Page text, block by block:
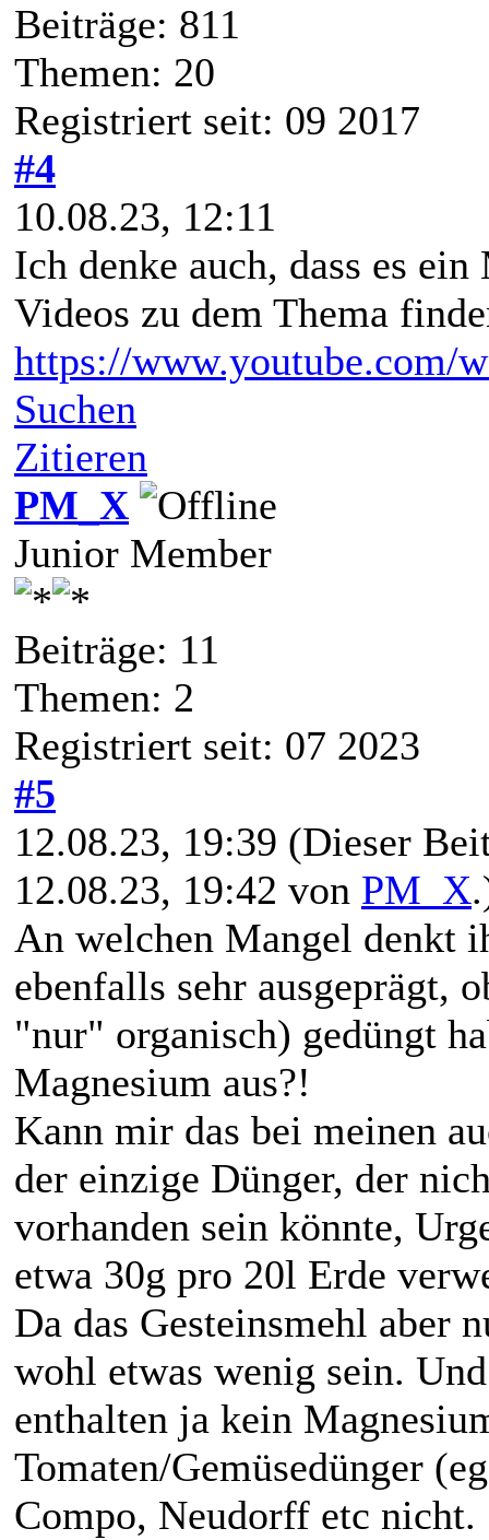
Beiträge: 811
Themen: 20
Registriert seit: 09 2017
#4
10.08.23, 12:11
Ich denke auch, dass es
Videos zu dem Thema
https://www.youtube.com/
Suchen
Zitieren
PM_X
Junior Member
Beiträge: 11
Themen: 2
Registriert seit: 07 2023
#5
12.08.23, 19:39 (Dieser
12.08.23, 19:42 von PM_X
An welchen Mangel denkt
ebenfalls sehr ausgeprägt,
"nur" organisch) gedüngt
Magnesium aus?!
Kann mir das bei meinen
der einzige Dünger, der
vorhanden sein könnte,
etwa 30g pro 20l Erde
Da das Gesteinsmehl aber
wohl etwas wenig sein.
enthalten ja kein
Tomaten/Gemüsedünger
Compo, Neudorff etc nicht.